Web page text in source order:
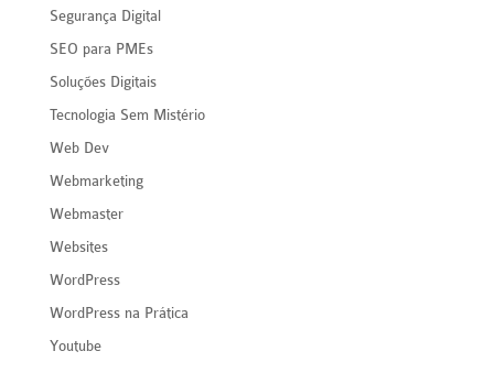
Segurança Digital
SEO para PMEs
Soluções Digitais
Tecnologia Sem Mistério
Web Dev
Webmarketing
Webmaster
Websites
WordPress
WordPress na Prática
Youtube